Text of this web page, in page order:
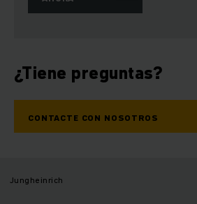
¿Tiene preguntas?
CONTACTE CON NOSOTROS
Jungheinrich